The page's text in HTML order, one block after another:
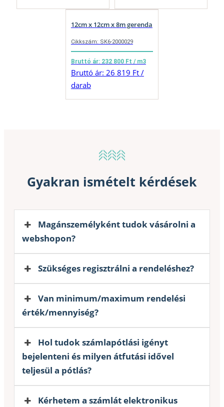
12cm x 12cm x 8m gerenda
Cikkszám: SK6-2000029
Bruttó ár: 232 800 Ft / m3
Bruttó ár: 26 819 Ft /
darab
Gyakran ismételt kérdések
Magánszemélyként tudok vásárolni a
webshopon?
Szükséges regisztrálni a rendeléshez?
Van minimum/maximum rendelési
érték/mennyiség?
Hol tudok számlapótlási igényt
bejelenteni és milyen átfutási idővel
teljesül a pótlás?
Kérhetem a számlát elektronikus